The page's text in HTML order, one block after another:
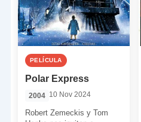
PELÍCULA
Polar Express
2004 10 Nov 2024
Robert Zemeckis y Tom